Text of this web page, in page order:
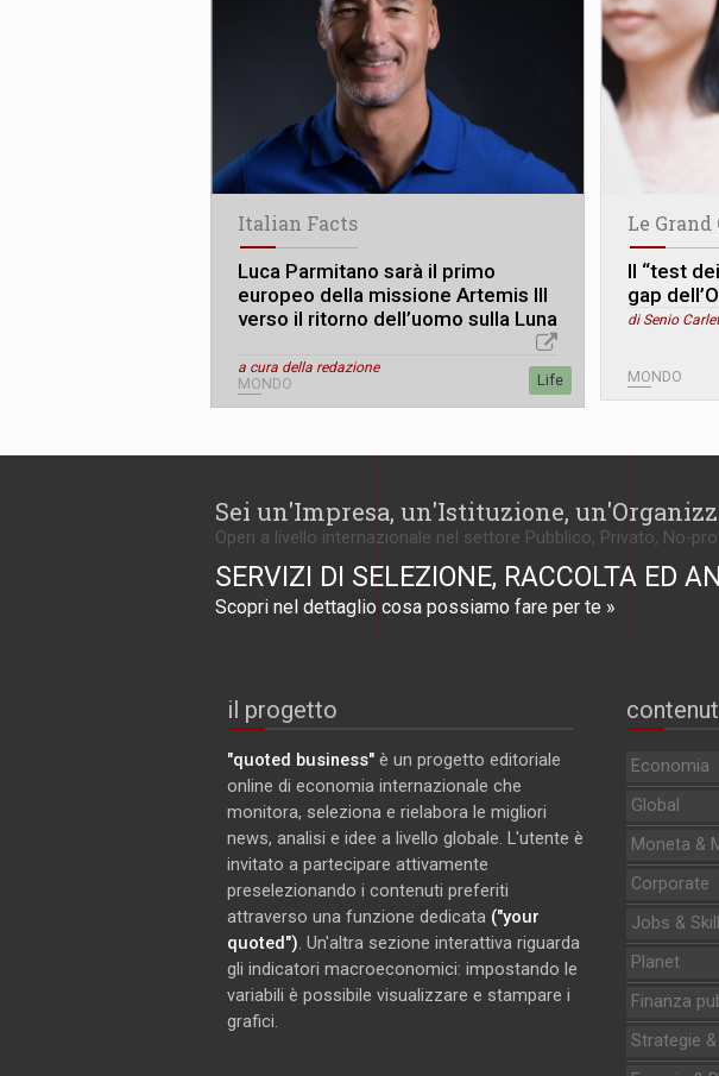
Italian Facts
Luca Parmitano sarà il primo
europeo della missione Artemis III
verso il ritorno dell’uomo sulla Luna
a cura della redazione
MONDO Life
Le
Il “test
gap
di Senio
MONDO
Sei un'Impresa, un'Istituzione,
Operi a livello internazionale nel settore Pubblico, Privato, No-
SERVIZI DI SELEZIONE, RACCOLTA ED
Scopri nel dettaglio cosa possiamo fare per te »
il progetto
"quoted business" è un progetto editoriale
online di economia internazionale che
monitora, seleziona e rielabora le migliori
news, analisi e idee a livello globale. L'utente è
invitato a partecipare attivamente
preselezionando i contenuti preferiti
attraverso una funzione dedicata ("your
quoted"). Un'altra sezione interattiva riguarda
gli indicatori macroeconomici: impostando le
variabili è possibile visualizzare e stampare i
grafici.
Economia
Global
Moneta &
Corporate
Jobs &
Planet
Finanza
Strategie